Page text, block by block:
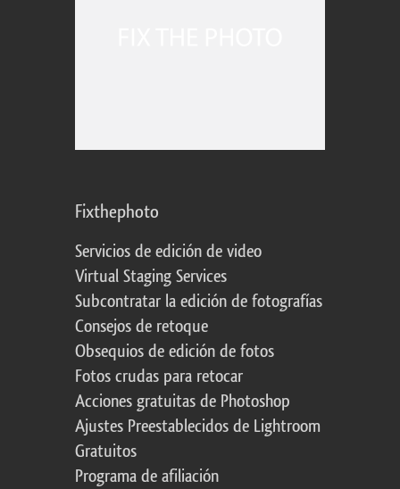
Fixthephoto
Servicios de edición de video
Virtual Staging Services
Subcontratar la edición de fotografías
Consejos de retoque
Obsequios de edición de fotos
Fotos crudas para retocar
Acciones gratuitas de Photoshop
Ajustes Preestablecidos de Lightroom
Gratuitos
Programa de afiliación